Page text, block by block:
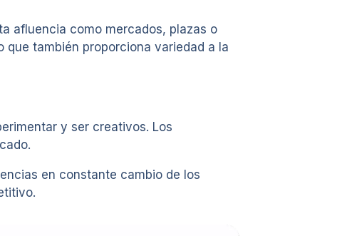
afluencia como mercados, plazas o
que también proporciona variedad a la
y ser creativos. Los
en constante cambio de los